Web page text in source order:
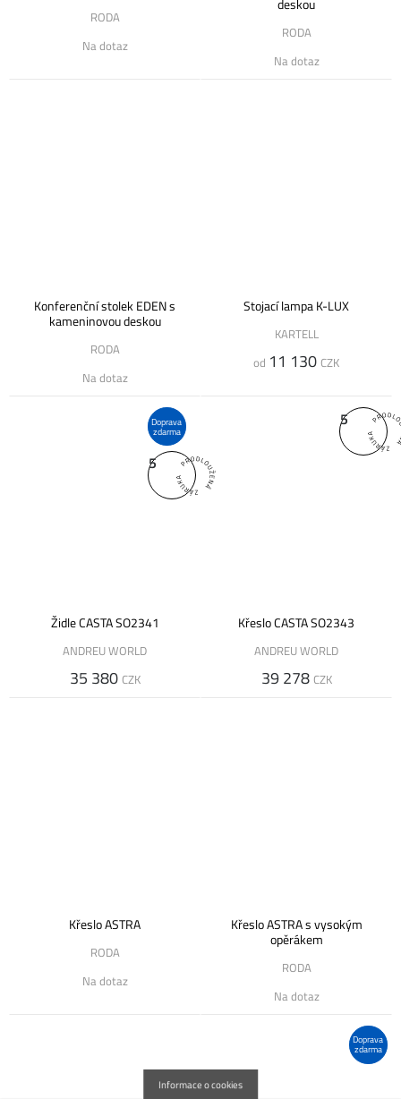
RODA
Na dotaz
deskou
RODA
Na dotaz
Konferenční stolek EDEN s
kameninovou deskou
RODA
Na dotaz
Stojací lampa K-LUX
KARTELL
od 11 130 CZK
Doprava
zdarma
5
Židle CASTA SO2341
ANDREU WORLD
35 380 CZK
5
Křeslo CASTA SO2343
ANDREU WORLD
39 278 CZK
Křeslo ASTRA
RODA
Na dotaz
Křeslo ASTRA s vysokým
opěrákem
RODA
Na dotaz
Doprava
zdarma